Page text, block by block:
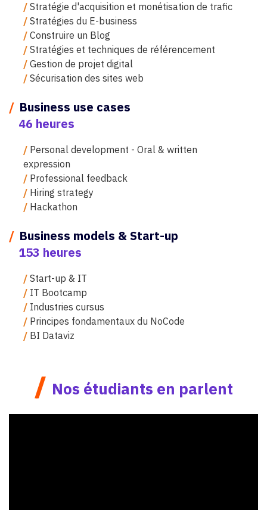
/ Stratégie d'acquisition et monétisation de trafic
/ Stratégies du E-business
/ Construire un Blog
/ Stratégies et techniques de référencement
/ Gestion de projet digital
/ Sécurisation des sites web
/ Business use cases
46 heures
/ Personal development - Oral & written
expression
/ Professional feedback
/ Hiring strategy
/ Hackathon
/ Business models & Start-up
153 heures
/ Start-up & IT
/ IT Bootcamp
/ Industries cursus
/ Principes fondamentaux du NoCode
/ BI Dataviz
/ Nos étudiants en parlent